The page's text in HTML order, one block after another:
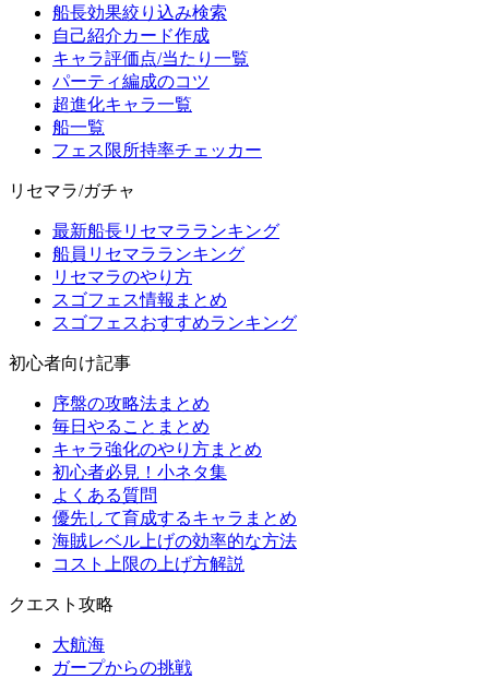
船長効果絞り込み検索
自己紹介カード作成
キャラ評価点/当たり一覧
パーティ編成のコツ
超進化キャラ一覧
船一覧
フェス限所持率チェッカー
リセマラ/ガチャ
最新船長リセマラランキング
船員リセマラランキング
リセマラのやり方
スゴフェス情報まとめ
スゴフェスおすすめランキング
初心者向け記事
序盤の攻略法まとめ
毎日やることまとめ
キャラ強化のやり方まとめ
初心者必見！小ネタ集
よくある質問
優先して育成するキャラまとめ
海賊レベル上げの効率的な方法
コスト上限の上げ方解説
クエスト攻略
大航海
ガープからの挑戦